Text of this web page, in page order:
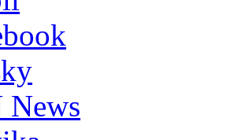
News